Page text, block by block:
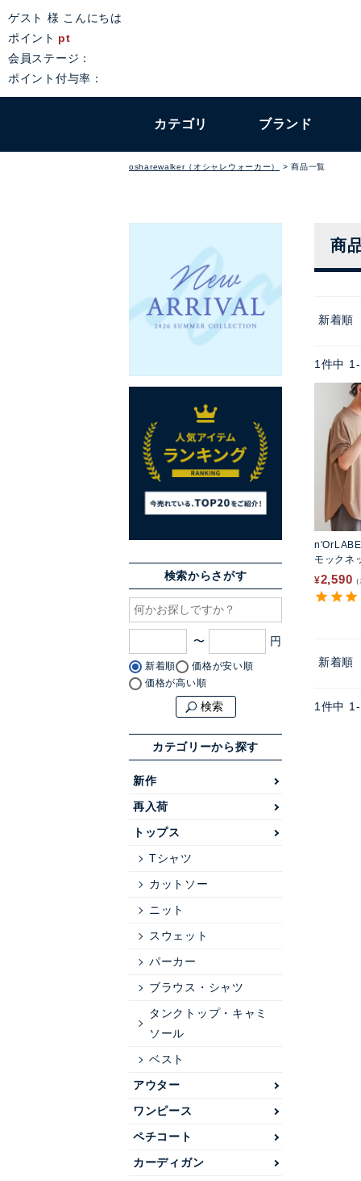
ゲスト 様 こんにちは
ポイント pt
会員ステージ：
ポイント付与率：
カテゴリ ブランド
osharewalker（オシャレウォーカー） 商品一覧
検索からさがす
〜
新着順
価格が安い順
価格が高い順
検索
カテゴリーから探す
新作
再入荷
トップス
Tシャツ
カットソー
ニット
スウェット
パーカー
ブラウス・シャツ
タンクトップ・キャミ
ソール
ベスト
アウター
ワンピース
ペチコート
カーディガン
商
新着順
1 件中 1 -
モックネ
ャツ
¥2,590
新着順
1 件中 1 -